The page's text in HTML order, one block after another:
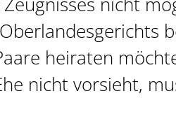
heiraten
nicht vorsieht,